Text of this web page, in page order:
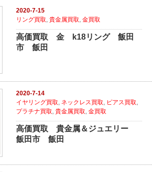
2020-7-15
リング買取 ,貴金属買取 ,金買取
高価買取 金 k18リング 飯田
市 飯田
2020-7-14
イヤリング買取, ネックレス買取, ピアス買取,
プラチナ買取,貴金属買取,金買取
高価買取 貴金属＆ジュエリー
飯田市 飯田